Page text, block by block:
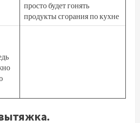
просто будет гонять
продукты сгорания по кухне